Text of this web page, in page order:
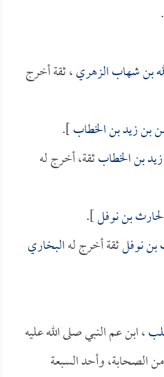
بن شهاب الزهري، ثقة أخرج
بن زيد بن الخطاب].
بن الخطابثقة، أخرج له
بن نوفل].
بن نوفلثقة أخرج لهالبخاري
، ابن عم النبي صلى الله عليه
الصحابة، وأحد السبعة